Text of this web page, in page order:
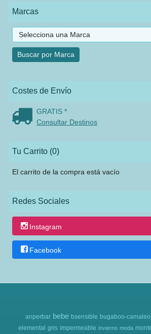
Marcas
Costes de Envío
GRATIS *
Consultar Destinos
Tu Carrito (0)
El carrito de la compra está vacío
Redes Sociales
Instagram
Facebook
anperbar bebe bsensible bugaboo-
elemental gris impermeable invierno moda